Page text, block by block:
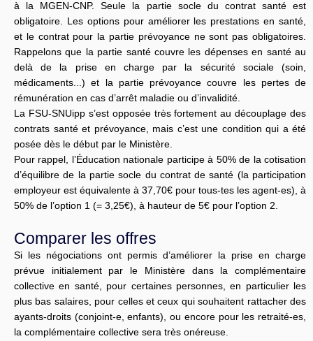
à la MGEN-CNP. Seule la partie socle du contrat santé est
obligatoire. Les options pour améliorer les prestations en santé,
et le contrat pour la partie prévoyance ne sont pas obligatoires.
Rappelons que la partie santé couvre les dépenses en santé au
delà de la prise en charge par la sécurité sociale (soin,
médicaments...) et la partie prévoyance couvre les pertes de
rémunération en cas d’arrêt maladie ou d’invalidité.
La FSU-SNUipp s’est opposée très fortement au découplage des
contrats santé et prévoyance, mais c’est une condition qui a été
posée dès le début par le Ministère.
Pour rappel, l’Éducation nationale participe à 50% de la cotisation
d’équilibre de la partie socle du contrat de santé (la participation
employeur est équivalente à 37,70€ pour tous-tes les agent-es), à
50% de l’option 1 (= 3,25€), à hauteur de 5€ pour l’option 2.
Comparer les offres
Si les négociations ont permis d’améliorer la prise en charge
prévue initialement par le Ministère dans la complémentaire
collective en santé, pour certaines personnes, en particulier les
plus bas salaires, pour celles et ceux qui souhaitent rattacher des
ayants-droits (conjoint-e, enfants), ou encore pour les retraité-es,
la complémentaire collective sera très onéreuse.